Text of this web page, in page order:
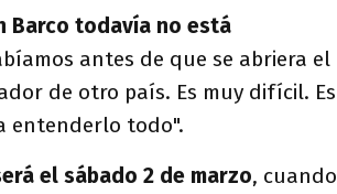
Barco todavía no está
antes de que se abriera el
de otro país. Es muy difícil. Es
entenderlo todo".
el sábado 2 de marzo, cuando